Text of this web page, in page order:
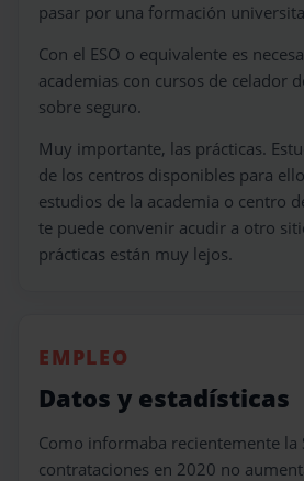
pasar por una formación
Con el ESO o equivalente es
academias con cursos de celador
sobre seguro.
Muy importante, las prácticas.
de los centros disponibles para
estudios de la academia o centro
te puede convenir acudir a otro
prácticas están muy lejos.
EMPLEO
Datos y estadísticas
Como informaba recientemente la
contrataciones en 2020 no